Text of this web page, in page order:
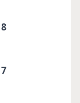
8
7